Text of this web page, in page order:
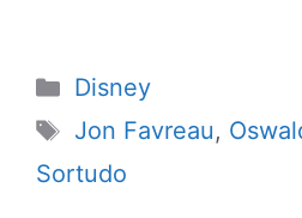
Categorias
Disney
Tags
Jon Favreau,
Sortudo